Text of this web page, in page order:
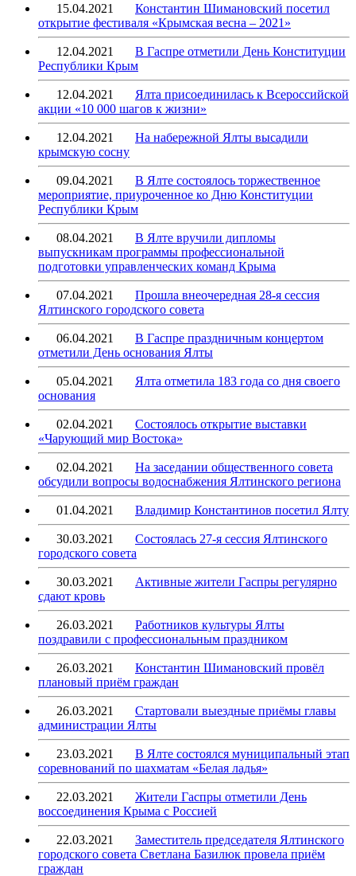
15.04.2021
Константин Шимановский посетил
открытие фестиваля «Крымская весна – 2021»
12.04.2021
В Гаспре отметили День Конституции
Республики Крым
12.04.2021
Ялта присоединилась к Всероссийской
акции «10 000 шагов к жизни»
12.04.2021
На набережной Ялты высадили
крымскую сосну
09.04.2021
В Ялте состоялось торжественное
мероприятие, приуроченное ко Дню Конституции
Республики Крым
08.04.2021
В Ялте вручили дипломы
выпускникам программы профессиональной
подготовки управленческих команд Крыма
07.04.2021
Прошла внеочередная 28-я сессия
Ялтинского городского совета
06.04.2021
В Гаспре праздничным концертом
отметили День основания Ялты
05.04.2021
Ялта отметила 183 года со дня своего
основания
02.04.2021
Состоялось открытие выставки
«Чарующий мир Востока»
02.04.2021
На заседании общественного совета
обсудили вопросы водоснабжения Ялтинского региона
01.04.2021 Владимир Константинов посетил Ялту
30.03.2021
Состоялась 27-я сессия Ялтинского
городского совета
30.03.2021
Активные жители Гаспры регулярно
сдают кровь
26.03.2021
Работников культуры Ялты
поздравили с профессиональным праздником
26.03.2021
Константин Шимановский провёл
плановый приём граждан
26.03.2021
Стартовали выездные приёмы главы
администрации Ялты
23.03.2021
В Ялте состоялся муниципальный этап
соревнований по шахматам «Белая ладья»
22.03.2021
Жители Гаспры отметили День
воссоединения Крыма с Россией
22.03.2021
Заместитель председателя Ялтинского
городского совета Светлана Базилюк провела приём
граждан